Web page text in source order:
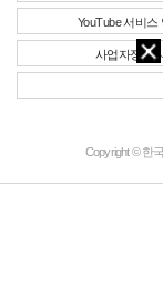
YouTube 서비스
사업자정보
Copyright © 한